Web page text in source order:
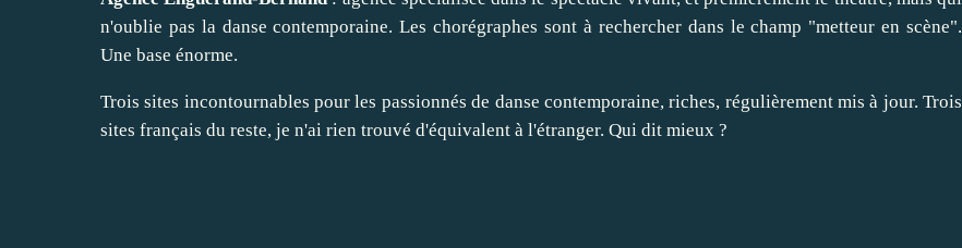
n'oublie pas la danse contemporaine. Les chorégraphes sont à rechercher dans le champ "metteur en scène".
Une base énorme.
Trois sites incontournables pour les passionnés de danse contemporaine, riches, régulièrement mis à jour. Trois
sites français du reste, je n'ai rien trouvé d'équivalent à l'étranger. Qui dit mieux ?